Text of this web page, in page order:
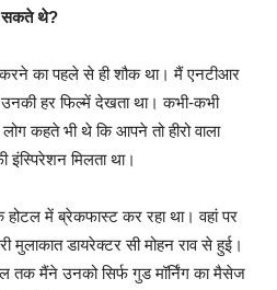
सकते थे?
का पहले से ही शौक था। मैं एनटीआर
हर फिल्में देखता था। कभी-कभी
कहते भी थे कि आपने तो हीरो वाला
मिलता था।
होटल में ब्रेकफास्ट कर रहा था। वहां पर
मुलाकात डायरेक्टर सी मोहन राव से हुई।
तक मैंने उनको सिर्फ गुड मॉर्निंग का मैसेज